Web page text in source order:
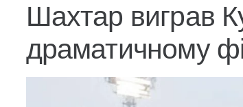
Шахтар виграв
драматичному